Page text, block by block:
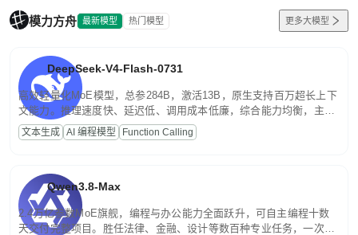
模力方舟 最新模型 热门模型 更多大模型
DeepSeek-V4-Flash-0731
高效轻量化MoE模型，总参284B，激活13B，原生支持百万超长上下
文能力。推理速度快、延迟低、调用成本低廉，综合能力均衡，主打
高并发、轻量化任务，适合日常对话、内容创作、基础 RAG、批量
文案处理等普惠刚需场景。
文本生成 AI 编程模型 Function Calling
Qwen3.8-Max
2.4万亿参数MoE旗舰，编程与办公能力全面跃升，可自主编程十数
天交付完整项目。胜任法律、金融、设计等数百种专业任务，一次对